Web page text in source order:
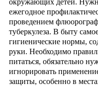
ежегодное
проведением
туберкулеза. В быту
гигиенические нормы,
руки. Необходимо
питаться, обязательно
игнорировать
защиты, особенно в